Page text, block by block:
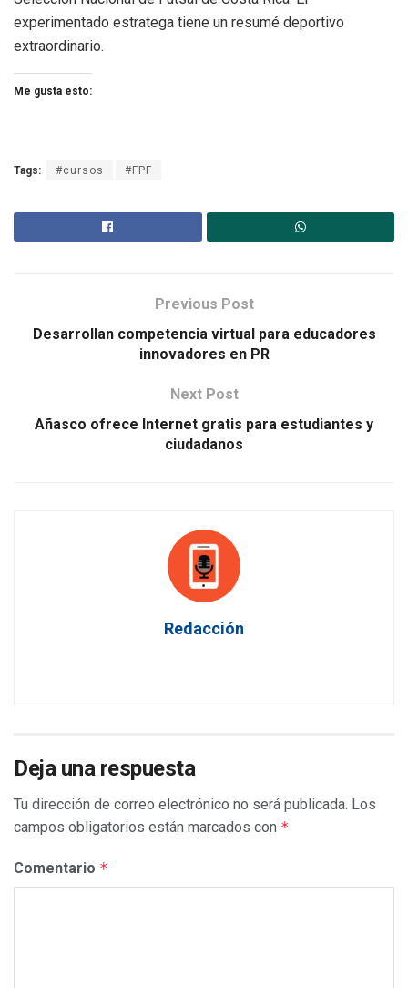
experimentado estratega tiene un resumé deportivo
extraordinario.
Me gusta esto:
Tags: #cursos #FPF
Previous Post
Desarrollan competencia virtual para educadores
innovadores en PR
Next Post
Añasco ofrece Internet gratis para estudiantes y
ciudadanos
Redacción
Deja una respuesta
Tu dirección de correo electrónico no será publicada. Los
campos obligatorios están marcados con *
Comentario *